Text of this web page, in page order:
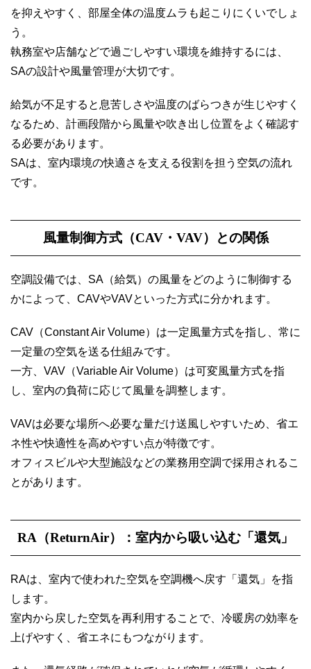
を抑えやすく、部屋全体の温度ムラも起こりにくいでしょ
う。
執務室や店舗などで過ごしやすい環境を維持するには、
SAの設計や風量管理が大切です。
給気が不足すると息苦しさや温度のばらつきが生じやすく
なるため、計画段階から風量や吹き出し位置をよく確認す
る必要があります。
SAは、室内環境の快適さを支える役割を担う空気の流れ
です。
風量制御方式（CAV・VAV）との関係
空調設備では、SA（給気）の風量をどのように制御する
かによって、CAVやVAVといった方式に分かれます。
CAV（Constant Air Volume）は一定風量方式を指し、常に
一定量の空気を送る仕組みです。
一方、VAV（Variable Air Volume）は可変風量方式を指
し、室内の負荷に応じて風量を調整します。
VAVは必要な場所へ必要な量だけ送風しやすいため、省エ
ネ性や快適性を高めやすい点が特徴です。
オフィスビルや大型施設などの業務用空調で採用されるこ
とがあります。
RA（ReturnAir）：室内から吸い込む「還気」
RAは、室内で使われた空気を空調機へ戻す「還気」を指
します。
室内から戻した空気を再利用することで、冷暖房の効率を
上げやすく、省エネにもつながります。